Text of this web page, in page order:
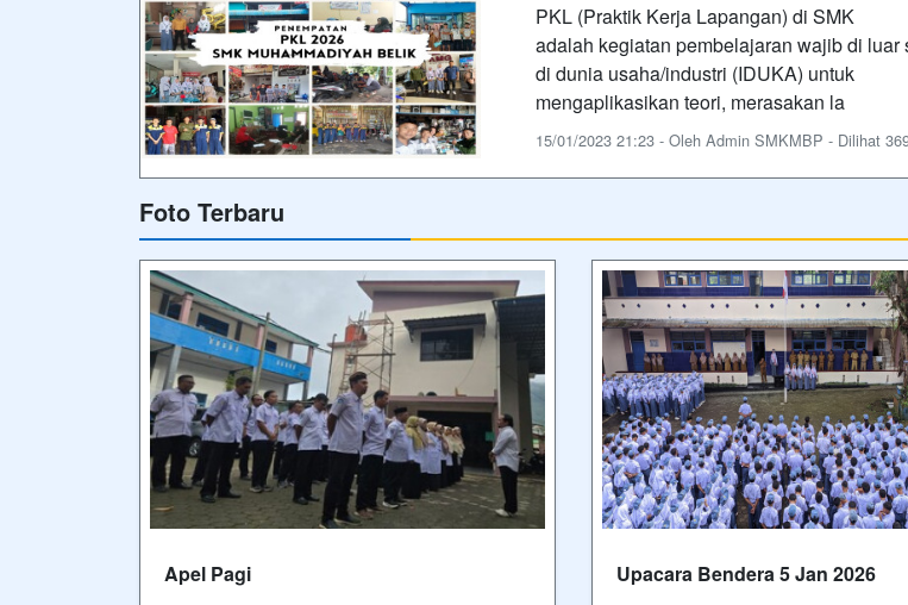
PKL (Praktik Kerja Lapangan) di SMK
adalah kegiatan pembelajaran wajib di luar
di dunia usaha/industri (IDUKA) untuk
mengaplikasikan teori, merasakan la
15/01/2023 21:23 - Oleh Admin SMKMBP - Dilihat
Foto Terbaru
Apel Pagi
Upacara Bendera 5 Jan 2026